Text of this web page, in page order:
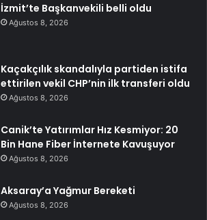
İzmit’te Başkanvekili belli oldu
Ağustos 8, 2026
Kaçakçılık skandalıyla partiden istifa
ettirilen vekil CHP’nin ilk transferi oldu
Ağustos 8, 2026
Canik’te Yatırımlar Hız Kesmiyor: 20
Bin Hane Fiber İnternete Kavuşuyor
Ağustos 8, 2026
Aksaray’a Yağmur Bereketi
Ağustos 8, 2026